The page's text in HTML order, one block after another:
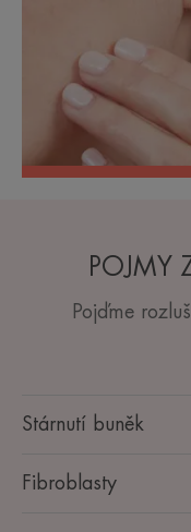
POJMY
Pojďme
Stárnutí buněk
Fibroblasty